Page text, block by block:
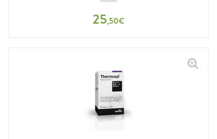
25,50€